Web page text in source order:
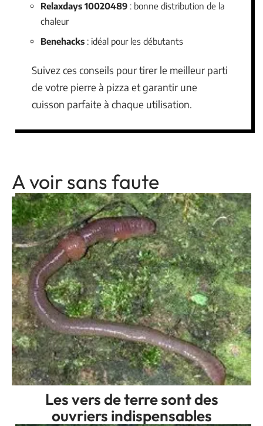
Relaxdays 10020489 : bonne distribution de la
chaleur
Benehacks : idéal pour les débutants
Suivez ces conseils pour tirer le meilleur parti
de votre pierre à pizza et garantir une
cuisson parfaite à chaque utilisation.
A voir sans faute
Les vers de terre sont des
ouvriers indispensables